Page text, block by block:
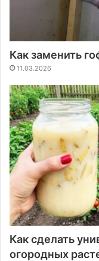
Как заменить
11.03.2026
Как сделать
огородных